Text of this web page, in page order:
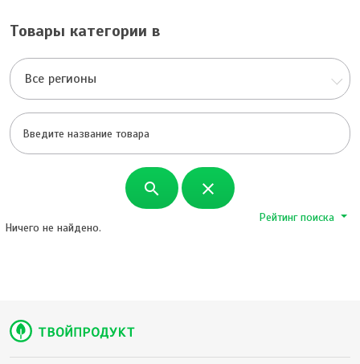
Товары категории в
Все регионы
search close
Рейтинг поиска
Ничего не найдено.